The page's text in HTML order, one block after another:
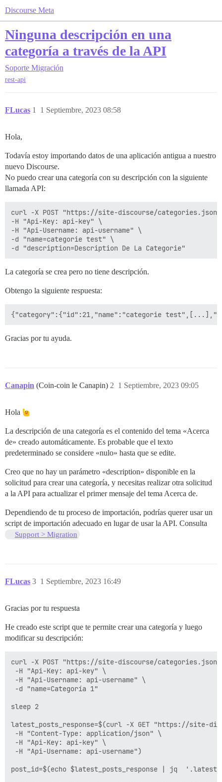
Discourse Meta
Ninguna descripción en una
categoría a través de la API
Soporte Migración
rest-api
FLucas 1 Septiembre, 2023 08:58
1
Hola,
Todavía estoy importando datos de una aplicación antigua a nuestro
nuevo Discourse.
No puedo crear una categoría con su descripción con la siguiente
llamada API:
curl -X POST "https://site-discourse/
-H "Api-Key: api-key" \
-H "Api-Username: api-username" \
-d "name=categorie test" \
La categoría se crea pero no tiene descripción.
Obtengo la siguiente respuesta:
Gracias por tu ayuda.
Canapin (Coin-coin le Canapin) 1 Septiembre, 2023 09:05
2
Hola
La descripción de una categoría es el contenido del tema «Acerca
de» creado automáticamente. Es probable que el texto
predeterminado se considere «nulo» hasta que se edite.
Creo que no hay un parámetro «description» disponible en la
solicitud para crear una categoría, y necesitas realizar otra solicitud
a la API para actualizar el primer mensaje del tema Acerca de.
Dependiendo de tu proceso de importación, podrías querer usar un
script de importación adecuado en lugar de usar la API. Consulta
Support > Migration
FLucas 1 Septiembre, 2023 16:49
3
Gracias por tu respuesta
He creado este script que te permite crear una categoría y luego
modificar su descripción:
curl -X POST "https://site-discourse/
-H "Api-Key: api-key" \
-H "Api-Username: api-username" \
-d "name=Categoría 1"
sleep 2
latest_posts_response=$(curl -X GET "https://site-
-H "Content-Type: application/json" \
-H "Api-Key: api-key" \
-H "Api-Username: api-username")
post_id=$(echo $latest_posts_response | jq